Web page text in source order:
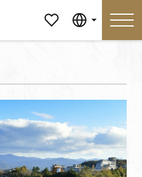
ージ
おすすめの過ごし方
食べる